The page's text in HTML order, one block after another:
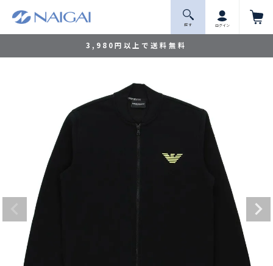
3,980円以上で送料無料
探 す ログイン